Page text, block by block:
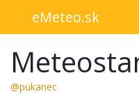
eMeteo.sk
@pukanec